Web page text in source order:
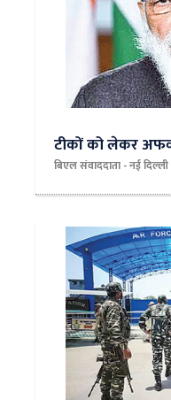
टीकों को लेकर
बिएल संवाददाता - नई दिल्‍ली